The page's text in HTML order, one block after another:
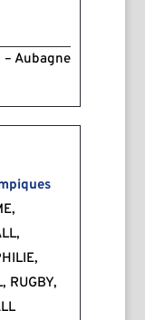
– Aubagne
RUGBY,